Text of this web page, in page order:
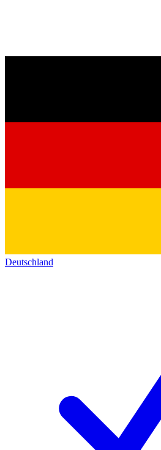
Deutschland